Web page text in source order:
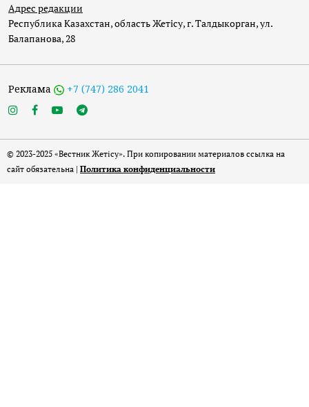
Адрес редакции
Республика Казахстан, область Жетісу, г. Талдыкорган, ул.
Балапанова, 28
Реклама +7 (747) 286 2041
© 2023-2025 «Вестник Жетісу». При копировании материалов ссылка на
сайт обязательна | Политика конфиденциальности